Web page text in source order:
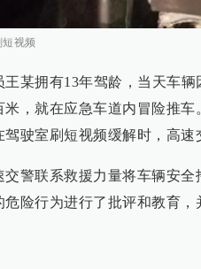
视频
王某拥有13年驾龄，当天车
米，就在应急车道内冒险推
驶室刷短视频缓解时，高速
交警联系救援力量将车辆安
危险行为进行了批评和教育，